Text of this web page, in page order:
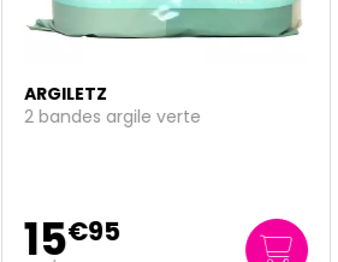
ARGILETZ
Pâte argile ghassoul
4